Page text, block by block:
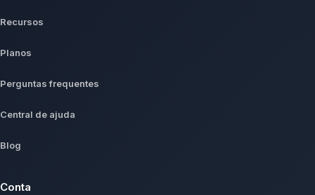
Recursos
Planos
Perguntas frequentes
Central de ajuda
Blog
Conta